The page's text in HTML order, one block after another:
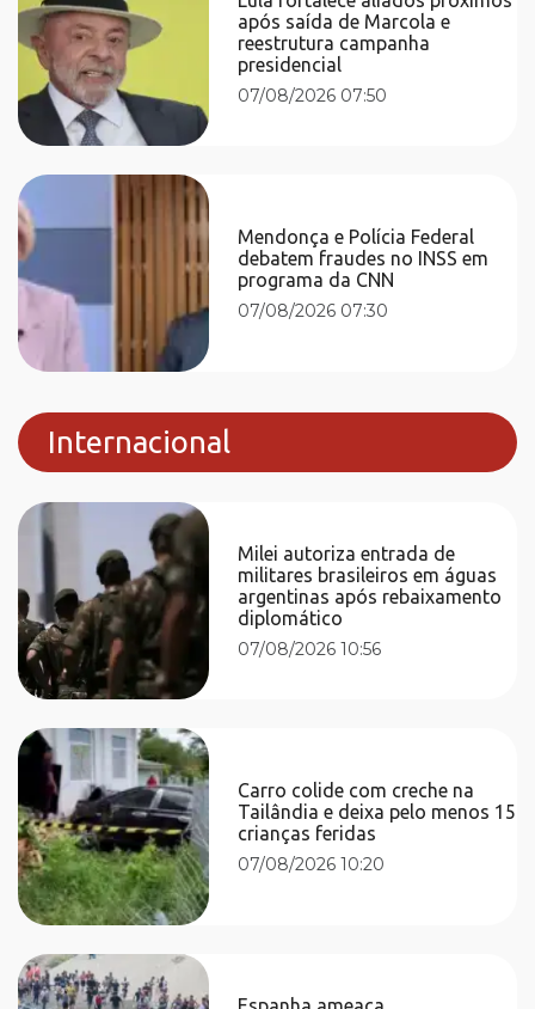
após saída de Marcola e
reestrutura campanha
presidencial
07/08/2026 07:50
Mendonça e Polícia Federal
debatem fraudes no INSS em
programa da CNN
07/08/2026 07:30
Internacional
Milei autoriza entrada de
militares brasileiros em águas
argentinas após rebaixamento
diplomático
07/08/2026 10:56
Carro colide com creche na
Tailândia e deixa pelo menos 15
crianças feridas
07/08/2026 10:20